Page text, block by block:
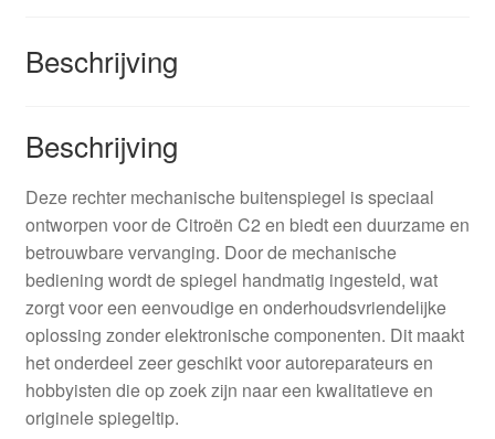
Beschrijving
Beschrijving
Deze rechter mechanische buitenspiegel is speciaal
ontworpen voor de Citroën C2 en biedt een duurzame en
betrouwbare vervanging. Door de mechanische
bediening wordt de spiegel handmatig ingesteld, wat
zorgt voor een eenvoudige en onderhoudsvriendelijke
oplossing zonder elektronische componenten. Dit maakt
het onderdeel zeer geschikt voor autoreparateurs en
hobbyisten die op zoek zijn naar een kwalitatieve en
originele spiegeltip.